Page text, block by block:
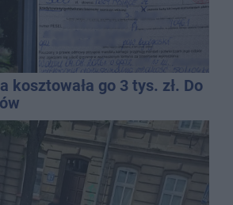
kosztowała go 3 tys. zł. Do